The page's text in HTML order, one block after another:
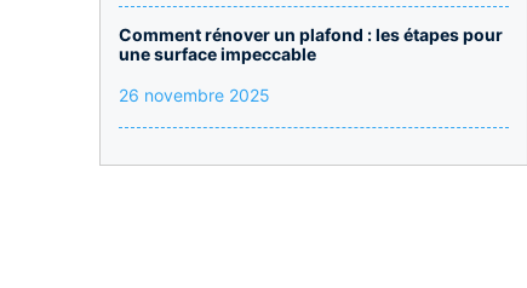
Comment rénover un plafond : les étapes pour
une surface impeccable
26 novembre 2025